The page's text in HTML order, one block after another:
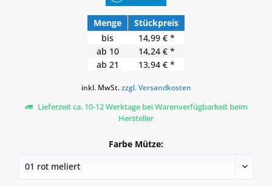
Menge
Stückpreis
bis
14,99 € *
ab 10
14,24 € *
ab 21 13,94 € *
inkl. MwSt.zzgl. Versandkosten
Lieferzeit ca. 10-12 Werktage bei Warenverfügbarkeit beim
Hersteller
Farbe Mütze: